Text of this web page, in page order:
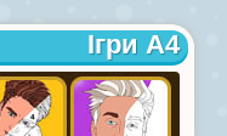
Ігри А4